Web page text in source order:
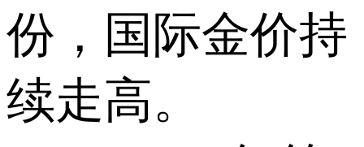
份，国际金价持
续走高。